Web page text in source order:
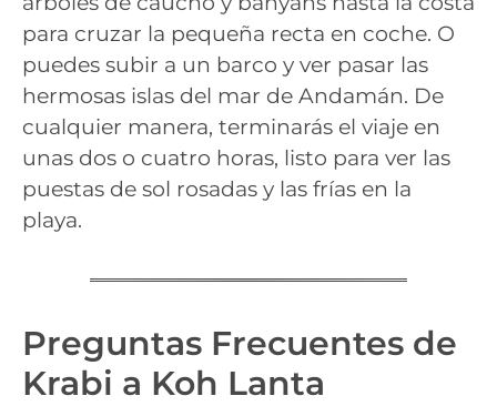
para cruzar la pequeña recta en coche. O
puedes subir a un barco y ver pasar las
hermosas islas del mar de Andamán. De
cualquier manera, terminarás el viaje en
unas dos o cuatro horas, listo para ver las
puestas de sol rosadas y las frías en la
playa.
Preguntas Frecuentes de
Krabi a Koh Lanta